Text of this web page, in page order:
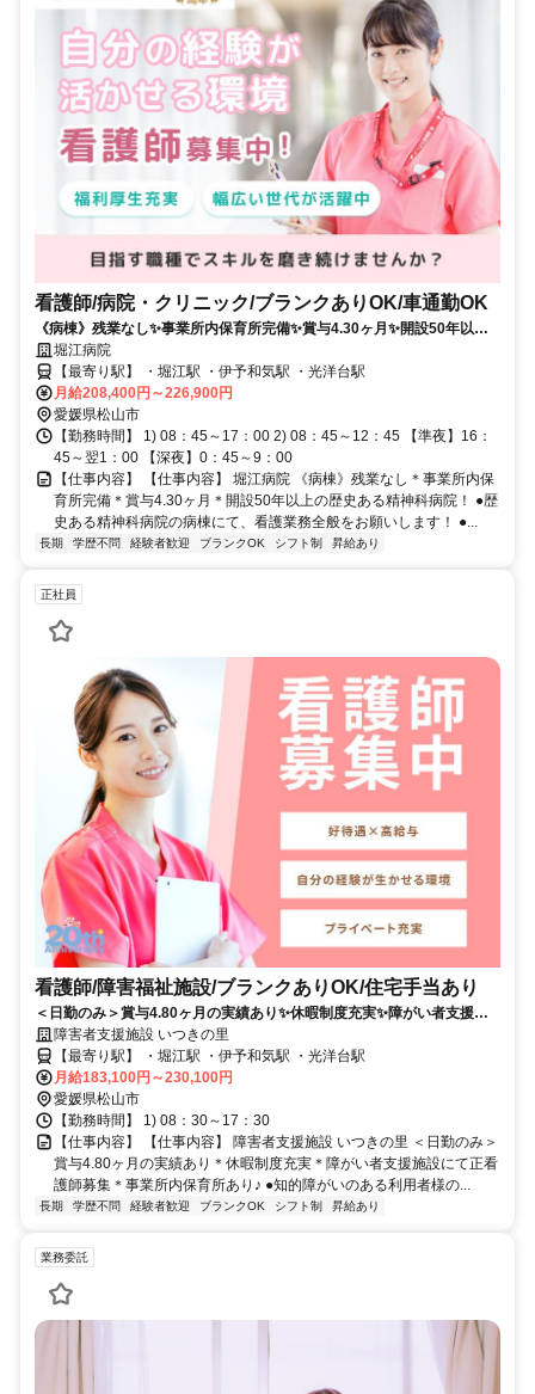
看護師/病院・クリニック/ブランクありOK/車通勤OK
《病棟》残業なし✨事業所内保育所完備✨賞与4.30ヶ月✨開設50年以上
の歴史ある精神科病院❗️
堀江病院
【最寄り駅】 ・堀江駅 ・伊予和気駅 ・光洋台駅
月給208,400円～226,900円
愛媛県松山市
【勤務時間】 1) 08：45～17：00 2) 08：45～12：45 【準夜】16：
45～翌1：00 【深夜】0：45～9：00
【仕事内容】 【仕事内容】 堀江病院 《病棟》残業なし＊事業所内保
育所完備＊賞与4.30ヶ月＊開設50年以上の歴史ある精神科病院！ ●歴
史ある精神科病院の病棟にて、看護業務全般をお願いします！ ●...
長期 学歴不問 経験者歓迎 ブランクOK シフト制 昇給あり
正社員
看護師/障害福祉施設/ブランクありOK/住宅手当あり
＜日勤のみ＞賞与4.80ヶ月の実績あり✨休暇制度充実✨障がい者支援施
設にて正看護師募集✨事業所内保育所あり✨
障害者支援施設 いつきの里
【最寄り駅】 ・堀江駅 ・伊予和気駅 ・光洋台駅
月給183,100円～230,100円
愛媛県松山市
【勤務時間】 1) 08：30～17：30
【仕事内容】 【仕事内容】 障害者支援施設 いつきの里 ＜日勤のみ＞
賞与4.80ヶ月の実績あり＊休暇制度充実＊障がい者支援施設にて正看
護師募集＊事業所内保育所あり♪ ●知的障がいのある利用者様の...
長期 学歴不問 経験者歓迎 ブランクOK シフト制 昇給あり
業務委託